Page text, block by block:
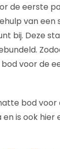
de eerste
van
bij. Deze
voor de
bod
is ook hier